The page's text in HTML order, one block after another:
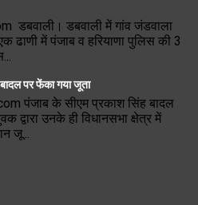
डबवाली। डबवाली में गांव जंडवाला
ढाणी में पंजाब व हरियाणा पुलिस की 3
पर फेंका गया जूता
पंजाब के सीएम प्रकाश सिंह बादल
द्वारा उनके ही विधानसभा क्षेत्र में
जू...